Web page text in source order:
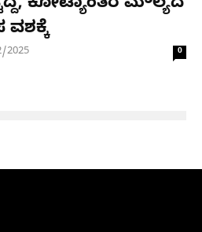
ಕೋಟ್ಯಾಂತರ ಮೌಲ್ಯದ
ವಶಕ್ಕೆ
2025 0